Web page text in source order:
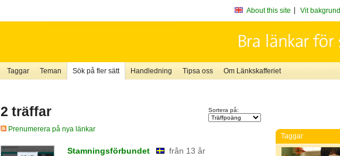
About this site Vit bakgrund
Taggar Teman Sök på fler sätt Handledning Tipsa oss Om Länkskafferiet
2 träffar Sortera på:
Prenumerera på nya länkar
Stamningsförbundet från 13 år
Taggar